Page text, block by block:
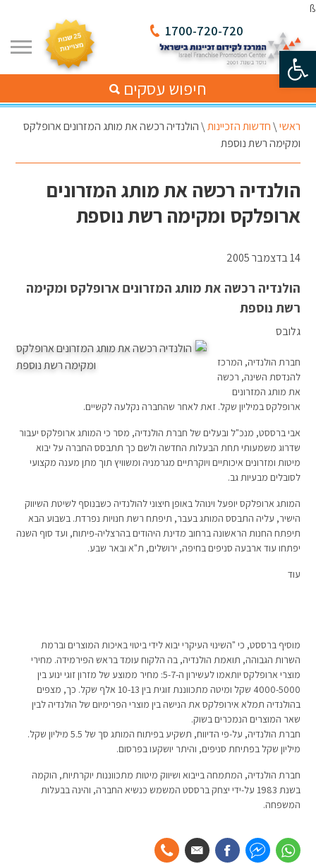
פתח סרגל נגישות
ß
1700-720-720
חיפוש עסקים
ראשי\חדשות הזכיינות\הולנדיה רכשה את מותג המזרונים ארופלקס
ומקימה רשת נוספת
הולנדיה רכשה את מותג המזרונים
ארופלקס ומקימה רשת נוספת
14 בדצמבר 2005
הולנדיה רכשה את מותג המזרונים ארופלקס ומקימה
רשת נוספת
גלובס
חברת הולנדיה, המרכז
להנדסת השינה, רכשה
את מותג המזרונים
ארופלקס במיליון שקל. זאת לאחר שהחברה נקלעה לקשיים.
אבי ברססט, מנכ"ל ובעלים של חברת הולנדיה, מסר כי המותג ארופלקס יעבור
שדרוג משמעותי תחת הבעלות החדשה ולשם כך תתבסס החברה על יבוא
מיטות ומזרונים איכותיים ויוקרתיים מגרמניה ומשוויץ תוך מתן מענה מקצועי
לסובלים מבעיות גב.
המותג ארופלקס יופעל וינוהל באופן חיצוני להולנדיה כשבנוסף לשיטת השיווק
הישיר, עליה התבסס המותג בעבר, תיפתח רשת חנויות נפרדת. בשבוע הבא
תיפתח החנות הראשונה ברחוב מדינת היהודים בהרצליה-פיתוח, ועד סוף השנה
יפתחו עוד ארבעה סניפים בחיפה, ירושלים, ת"א ובאר שבע.
עוד
מוסיף ברססט, כי "השינוי העיקרי יבוא לידי ביטוי באיכות המוצרים וברמת
השרות הגבוהה, תואמת הולנדיה, בה הלקוח עומד בראש הפירמידה. מחירי
מוצרי ארופלקס יותאמו לעשירון ה-5-7: מחיר ממוצע של מזרון זוגי ינוע בין
4000-5000 שקל ומיטה מתכווננת זוגית בין 10-13 אלף שקל. כך, מצפים
בהולנדיה תמלא אירופלקס את הנישה בין מוצרי הפרימיום של הולנדיה לבין
שאר המוצרים הנמכרים בשוק.
חברת הולנדיה, על-פי הדיווח, תשקיע בפיתוח המותג סך של 5.5 מיליון שקל.
מיליון שקל בפתיחת סניפים, והיתר יושקעו בפרסום.
חברת הולנדיה, המתמחה בייבוא ושיווק מיטות מתכווננות יוקרתיות, הוקמה
בשנת 1983 על-ידי יצחק ברססט המשמש כנשיא החברה, והינה בבעלות
המשפחה.